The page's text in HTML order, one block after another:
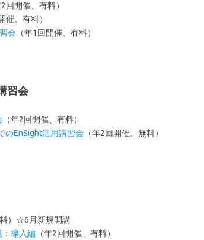
2回開催、有料）
催、有料）
会 （年1回開催、有料）
習会
（年2回開催、有料）
のEnSight活用講習会 （年2回開催、無料）
料）☆6月新規開講
導入編 （年2回開催、有料）